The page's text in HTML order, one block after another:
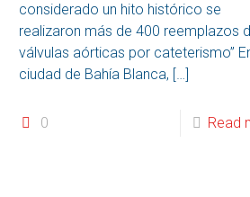
considerado un hito histórico se
realizaron más de 400 reemplazos
válvulas aórticas por cateterismo”
ciudad de Bahía Blanca, […]
0 Read